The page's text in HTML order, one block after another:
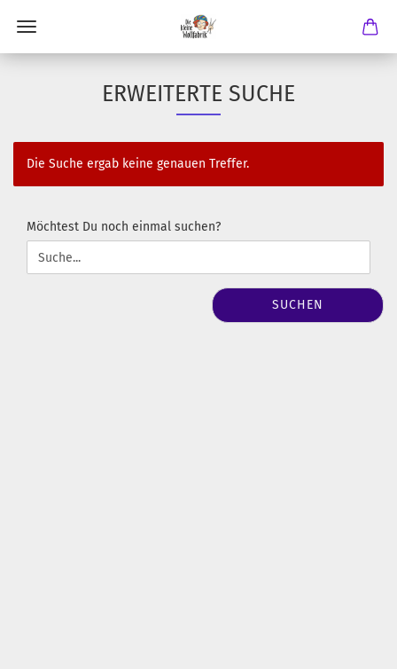
ERWEITERTE SUCHE
Die Suche ergab keine genauen Treffer.
MÖCHTEST
DU
NOCH
EINMAL
Möchtest Du noch einmal suchen?
SUCHEN